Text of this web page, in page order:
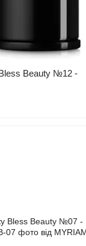
Beauty №12 -